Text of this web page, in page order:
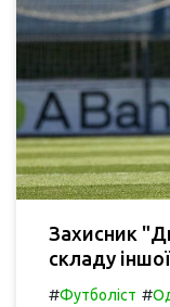
Захисник
складу
#Футболіст #